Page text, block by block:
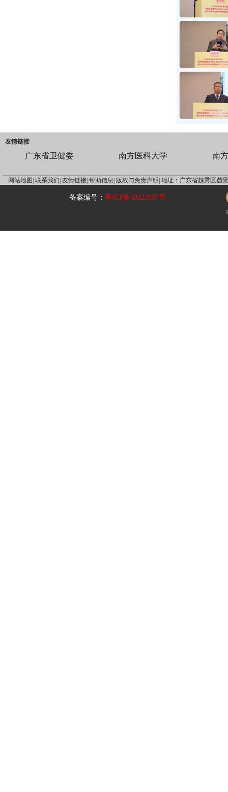
友情链接
广东省卫健委 南方医科大学 南
网站地图| 联系我们| 友情链接| 帮助信息| 版权与免责声明| 地址：广东省越秀区麓
备案编号：粤ICP备10222097号